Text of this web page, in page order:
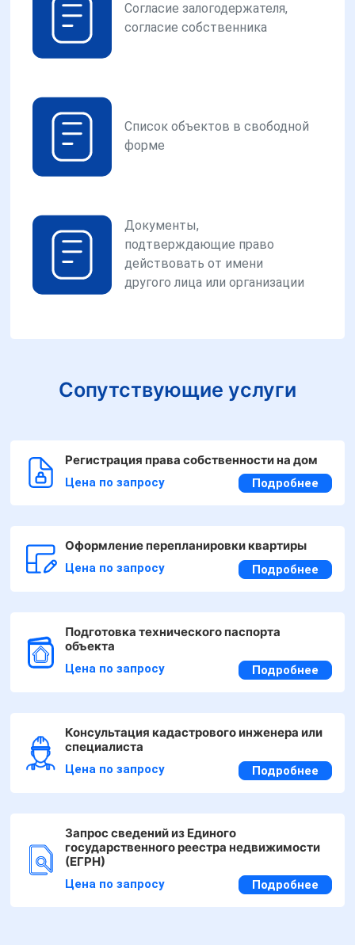
Согласие залогодержателя,
согласие собственника
Список объектов в свободной
форме
Документы,
подтверждающие право
действовать от имени
другого лица или организации
Сопутствующие услуги
Регистрация права собственности на дом
Цена по запросу Подробнее
Оформление перепланировки квартиры
Цена по запросу Подробнее
Подготовка технического паспорта
объекта
Цена по запросу Подробнее
Консультация кадастрового инженера или
специалиста
Цена по запросу Подробнее
Запрос сведений из Единого
государственного реестра недвижимости
(ЕГРН)
Цена по запросу Подробнее